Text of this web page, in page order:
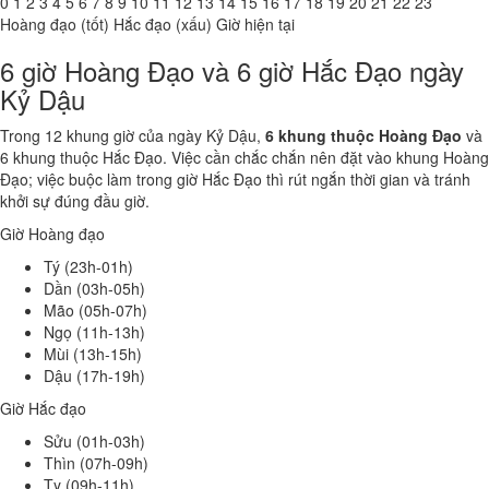
Hoàng đạo (tốt) Hắc đạo (xấu) Giờ hiện tại
6 giờ Hoàng Đạo và 6 giờ Hắc Đạo ngày
Kỷ Dậu
Trong 12 khung giờ của ngày Kỷ Dậu, 6 khung thuộc Hoàng Đạo và
6 khung thuộc Hắc Đạo. Việc cần chắc chắn nên đặt vào khung Hoàng
Đạo; việc buộc làm trong giờ Hắc Đạo thì rút ngắn thời gian và tránh
khởi sự đúng đầu giờ.
Giờ Hoàng đạo
Tý (23h-01h)
Dần (03h-05h)
Mão (05h-07h)
Ngọ (11h-13h)
Mùi (13h-15h)
Dậu (17h-19h)
Giờ Hắc đạo
Sửu (01h-03h)
Thìn (07h-09h)
Tỵ (09h-11h)